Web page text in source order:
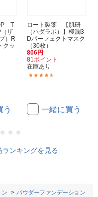
T
（ザ
）R
クッ
う
ロート製薬 【肌研
（ハダラボ）】極潤3
Dパーフェクトマスク
（30枚）
806円
81ポイント
在庫あり
一緒に買う
ンキングを見る
ン パウダーファンデーション